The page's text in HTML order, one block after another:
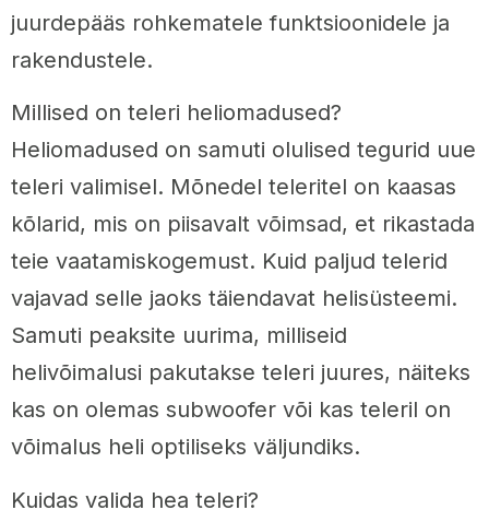
juurdepääs rohkematele funktsioonidele ja
rakendustele.
Millised on teleri heliomadused?
Heliomadused on samuti olulised tegurid uue
teleri valimisel. Mõnedel teleritel on kaasas
kõlarid, mis on piisavalt võimsad, et rikastada
teie vaatamiskogemust. Kuid paljud telerid
vajavad selle jaoks täiendavat helisüsteemi.
Samuti peaksite uurima, milliseid
helivõimalusi pakutakse teleri juures, näiteks
kas on olemas subwoofer või kas teleril on
võimalus heli optiliseks väljundiks.
Kuidas valida hea teleri?